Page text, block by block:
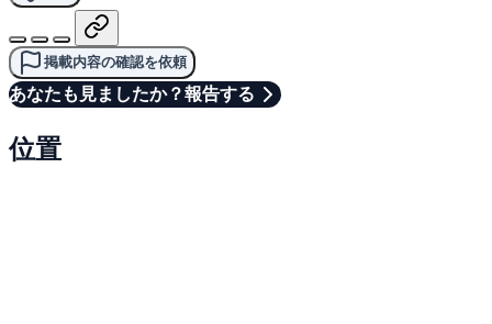
掲載内容の確認を依頼
あなたも見ましたか？報告する
位置